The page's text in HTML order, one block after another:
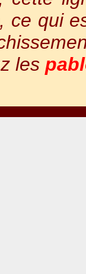
ce qui
les